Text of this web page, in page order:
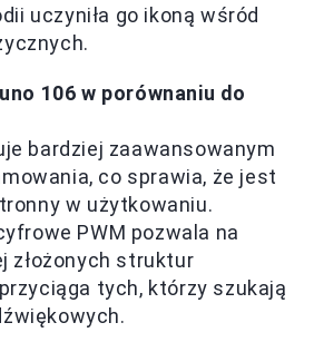
uczyniła go ikoną wśród
106 w porównaniu do
bardziej zaawansowanym
co sprawia, że jest
w użytkowaniu.
PWM pozwala na
złożonych struktur
tych, którzy szukają